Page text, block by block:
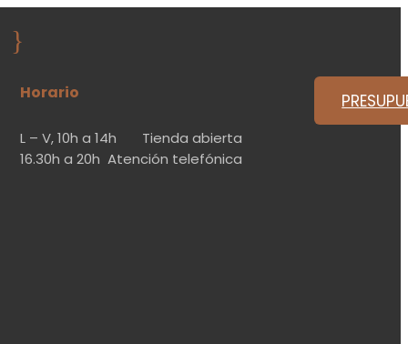
}
Horario
L – V,10h a 14h Tienda abierta
16.30h a 20h Atención telefónica